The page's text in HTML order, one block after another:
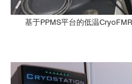
基于PPMS平台的低温
ISHE-CPW (4087-
CryoFMR
三峡大学
CryoFMR